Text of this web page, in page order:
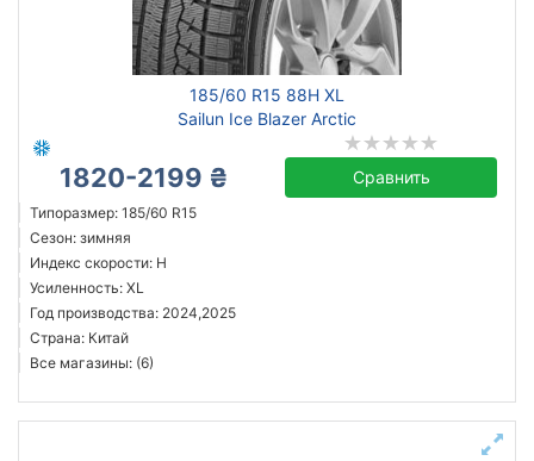
185/60 R15 88H XL
Sailun Ice Blazer Arctic
1820-2199 ₴ Сравнить
Типоразмер: 185/60 R15
Сезон: зимняя
Индекс скорости: H
Усиленность: XL
Год производства: 2024,2025
Страна: Китай
Все магазины: (6)